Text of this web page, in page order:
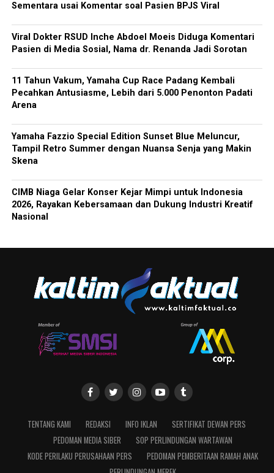
Sementara usai Komentar soal Pasien BPJS Viral
Viral Dokter RSUD Inche Abdoel Moeis Diduga Komentari
Pasien di Media Sosial, Nama dr. Renanda Jadi Sorotan
11 Tahun Vakum, Yamaha Cup Race Padang Kembali
Pecahkan Antusiasme, Lebih dari 5.000 Penonton Padati
Arena
Yamaha Fazzio Special Edition Sunset Blue Meluncur,
Tampil Retro Summer dengan Nuansa Senja yang Makin
Skena
CIMB Niaga Gelar Konser Kejar Mimpi untuk Indonesia
2026, Rayakan Kebersamaan dan Dukung Industri Kreatif
Nasional
TENTANG KAMI REDAKSI INFO IKLAN
SERTIFIKAT DEWAN PERS
PEDOMAN MEDIA SIBER
SOP PERLINDUNGAN WARTAWAN
KODE PERILAKU PERUSAHAAN PERS
PEDOMAN PEMBERITAAN RAMAH ANAK